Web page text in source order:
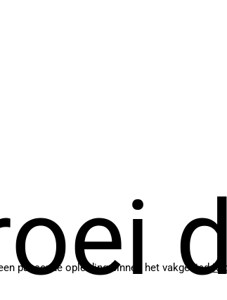
passende opleiding binnen het vakgebied